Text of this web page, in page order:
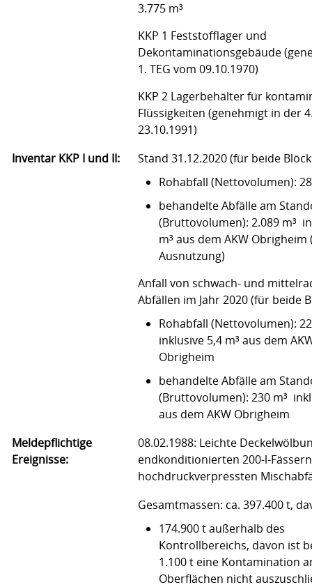
3.775 m³
KKP 1 Feststofflager und
Dekontaminationsgebäude
1. TEG vom 09.10.1970)
KKP 2 Lagerbehälter für
Flüssigkeiten (genehmigt in der
23.10.1991)
Inventar KKP I und II:
Stand 31.12.2020 (für beide
Rohabfall (Nettovolumen):
behandelte Abfälle am
(Bruttovolumen): 2.089 m³
m³ aus dem AKW Obrigheim
Ausnutzung)
Anfall von schwach- und
Abfällen im Jahr 2020 (für beide
Rohabfall (Nettovolumen):
inklusive 5,4 m³ aus dem
Obrigheim
behandelte Abfälle am
(Bruttovolumen): 230 m³
aus dem AKW Obrigheim
Meldepflichtige
Ereignisse:
08.02.1988: Leichte
endkonditionierten 200-l-
hochdruckverpressten
Gesamtmassen: ca. 397.400 t,
174.900 t außerhalb des
Kontrollbereichs, davon ist
1.100 t eine Kontamination
Oberflächen nicht